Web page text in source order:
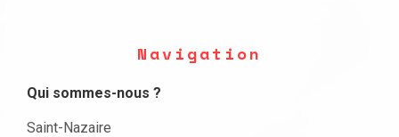
Navigation
Qui sommes-nous ?
Saint-Nazaire